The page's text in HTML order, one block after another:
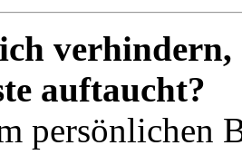
verhindern,
auftaucht?
persönlichen